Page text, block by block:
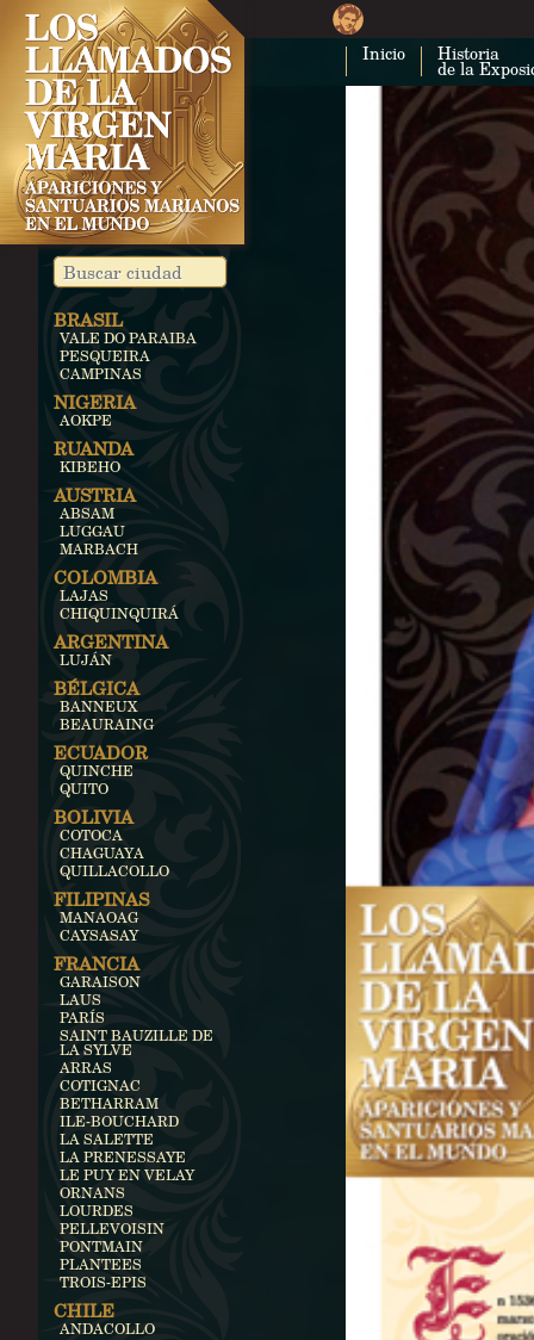
Inicio Historia
de la
BRASIL
VALE DO PARAIBA
PESQUEIRA
CAMPINAS
NIGERIA
AOKPE
RUANDA
KIBEHO
AUSTRIA
ABSAM
LUGGAU
MARBACH
COLOMBIA
LAJAS
CHIQUINQUIRÁ
ARGENTINA
LUJÁN
BÉLGICA
BANNEUX
BEAURAING
ECUADOR
QUINCHE
QUITO
BOLIVIA
COTOCA
CHAGUAYA
QUILLACOLLO
FILIPINAS
MANAOAG
CAYSASAY
FRANCIA
GARAISON
LAUS
PARÍS
SAINT BAUZILLE DE
LA SYLVE
ARRAS
COTIGNAC
BETHARRAM
ILE-BOUCHARD
LA SALETTE
LA PRENESSAYE
LE PUY EN VELAY
ORNANS
LOURDES
PELLEVOISIN
PONTMAIN
PLANTEES
TROIS-EPIS
CHILE
ANDACOLLO